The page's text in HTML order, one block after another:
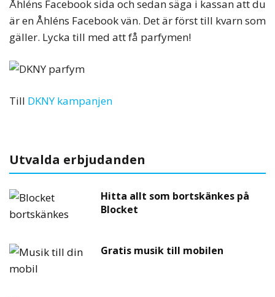
Åhléns Facebook sida och sedan säga i kassan att du
är en Åhléns Facebook vän. Det är först till kvarn som
gäller. Lycka till med att få parfymen!
Till DKNY kampanjen
Utvalda erbjudanden
Hitta allt som bortskänkes på
Blocket
Gratis musik till mobilen